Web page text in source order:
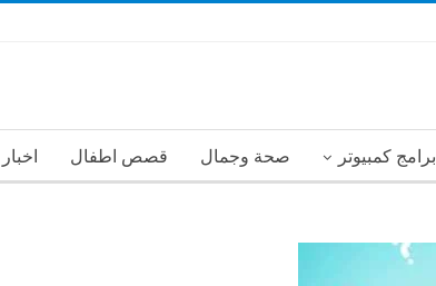
برامج كمبيوتر صحة وجمال قصص اطفال اخبار